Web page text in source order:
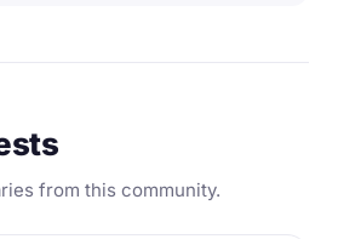
from this community.